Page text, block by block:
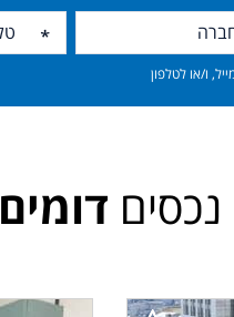
ו/או לטלפון
נכסים דומים